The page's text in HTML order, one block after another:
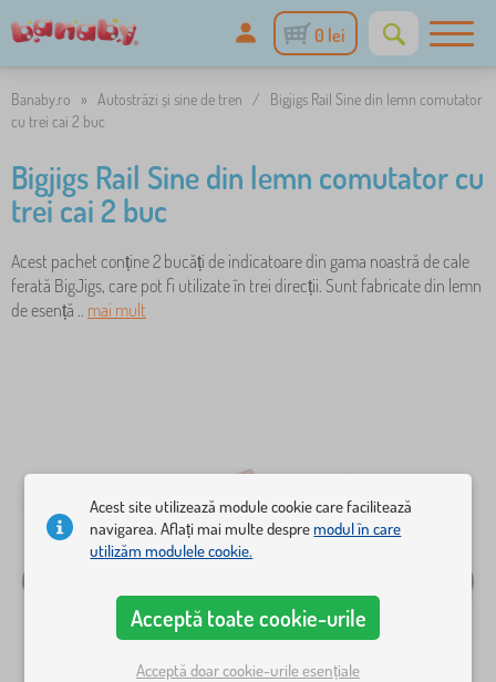
0 lei
Banaby.ro » Autostrăzi și sine de tren /
Bigjigs Rail Sine din lemn comutator
cu trei cai 2 buc
Bigjigs Rail Sine din lemn comutator cu
trei cai 2 buc
Acest pachet conține 2 bucăți de indicatoare din gama noastră de cale
ferată BigJigs, care pot fi utilizate în trei direcții. Sunt fabricate din lemn
de esență .. mai mult
Acest site utilizează module cookie care facilitează
navigarea. Aflați mai multe despremodul în care
utilizăm modulele cookie.
Acceptă toate cookie-urile
Acceptă doar cookie-urile esențiale